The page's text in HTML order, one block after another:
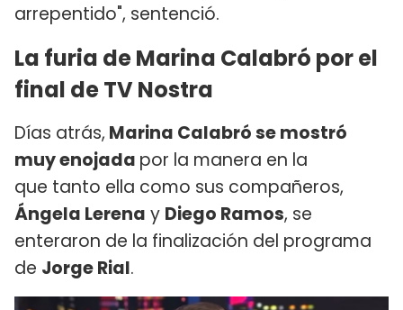
arrepentido", sentenció.
La furia de Marina Calabró por el
final de TV Nostra
Días atrás, Marina Calabró se mostró
muy enojada por la manera en la
que tanto ella como sus compañeros,
Ángela Lerena y Diego Ramos, se
enteraron de la finalización del programa
de Jorge Rial.